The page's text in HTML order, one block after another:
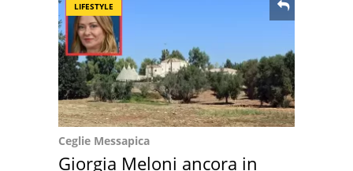
LIFESTYLE
Ceglie Messapica
Giorgia Meloni ancora in